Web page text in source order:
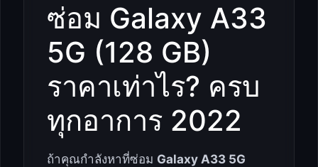
ซ่อม Galaxy A33
5G (128 GB)
ราคาเท่าไร? ครบ
ทุกอาการ 2022
ถ้าคุณกำลังหาที่ซ่อม Galaxy A33 5G